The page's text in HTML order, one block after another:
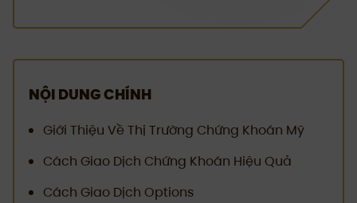
NỘI DUNG CHÍNH
Giới Thiệu Về Thị Trường Chứng Khoán Mỹ
Cách Giao Dịch Chứng Khoán Hiệu Quả
Cách Giao Dịch Options